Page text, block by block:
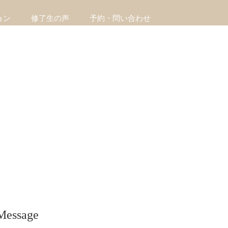
ン 修了生の声 予約・問い合わせ